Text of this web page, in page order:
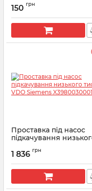
Артикул:
150 грн
Проставка під насос
підкачування
X39800300011Z
Артикул: X39-800-300-011Z
1 836 грн